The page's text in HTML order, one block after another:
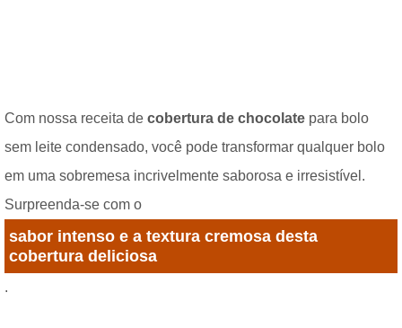
Com nossa receita de cobertura de chocolate para bolo
sem leite condensado, você pode transformar qualquer bolo
em uma sobremesa incrivelmente saborosa e irresistível.
Surpreenda-se com o
sabor intenso e a textura cremosa desta
cobertura deliciosa
.